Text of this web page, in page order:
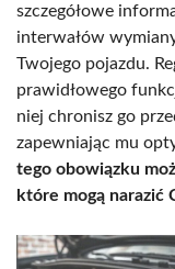
szczegółowe
interwałów
Twojego pojazdu.
prawidłowego
niej chronisz go
zapewniając mu
tego obowiązku
które mogą narazić